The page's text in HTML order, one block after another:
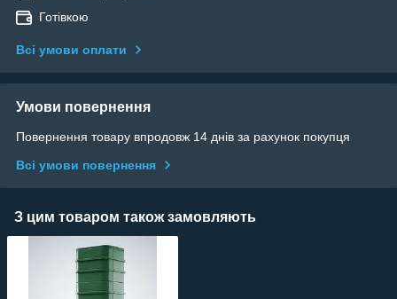
Готівкою
Всі умови оплати
Умови повернення
Повернення товару впродовж 14 днів за рахунок покупця
Всі умови повернення
З цим товаром також замовляють